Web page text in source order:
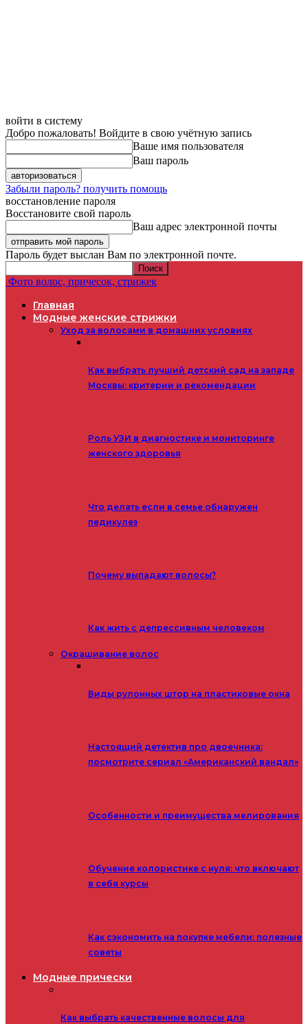
войти в систему
Добро пожаловать! Войдите в свою учётную запись
Ваше имя пользователя
Ваш пароль
Забыли пароль? получить помощь
восстановление пароля
Восстановите свой пароль
Ваш адрес электронной почты
Пароль будет выслан Вам по электронной почте.
Фото волос, причесок, стрижек
Главная
Модные женские стрижки
Уход за волосами в домашних условиях
Как выбрать лучший детский сад на западе
Москвы: критерии и рекомендации
Роль УЗИ в диагностике и мониторинге
женского здоровья
Что делать если в семье обнаружен
педикулез
Почему выпадают волосы?
Как жить с депрессивным человеком
Окрашивание волос
Виды рулонных штор на пластиковые окна
Настоящий детектив про двоечника:
посмотрите сериал «Американский вандал»
Особенности и преимущества мелирования
Обучение колористике с нуля: что включают
в себя курсы
Как сэкономить на покупке мебели: полезные
советы
Модные прически
Как выбрать качественные волосы для